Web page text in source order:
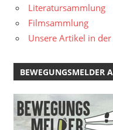
Literatursammlung
Filmsammlung
Unsere Artikel in der
BEWEGUNGSMELDER